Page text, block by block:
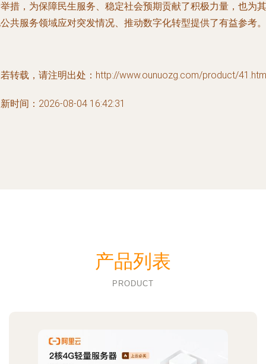
措，为保障民生服务、稳定社会预期贡献了积极力量，也为其
共服务领域应对突发情况、推动数字化转型提供了有益参考。
转载，请注明出处：http://www.ounuozg.com/product/
时间：2026-08-04 16:42:31
产品列表
PRODUCT